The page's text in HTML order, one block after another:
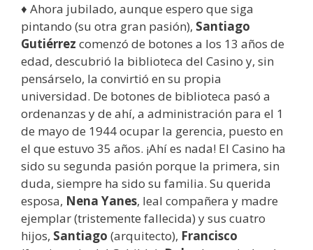
♦ Ahora jubilado, aunque espero que siga
pintando (su otra gran pasión), Santiago
Gutiérrez comenzó de botones a los 13 años de
edad, descubrió la biblioteca del Casino y, sin
pensárselo, la convirtió en su propia
universidad. De botones de biblioteca pasó a
ordenanzas y de ahí, a administración para el 1
de mayo de 1944 ocupar la gerencia, puesto en
el que estuvo 35 años. ¡Ahí es nada! El Casino ha
sido su segunda pasión porque la primera, sin
duda, siempre ha sido su familia. Su querida
esposa, Nena Yanes, leal compañera y madre
ejemplar (tristemente fallecida) y sus cuatro
hijos, Santiago (arquitecto), Francisco